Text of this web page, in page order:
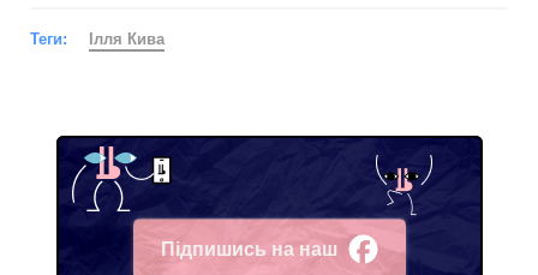
Теги: Ілля Кива
Підпишись на наш
Facebook